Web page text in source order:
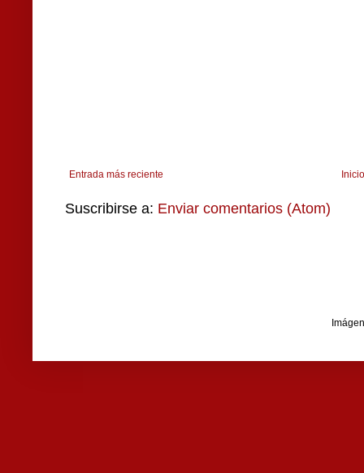
Entrada más reciente Inicio
Suscribirse a: Enviar comentarios (Atom)